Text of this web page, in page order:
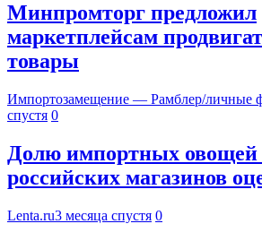
Минпромторг предложил
маркетплейсам
товары
Импортозамещение — Рамблер/личные
спустя 0
Долю импортных овощей
российских магазинов
Lenta.ru3 месяца спустя 0